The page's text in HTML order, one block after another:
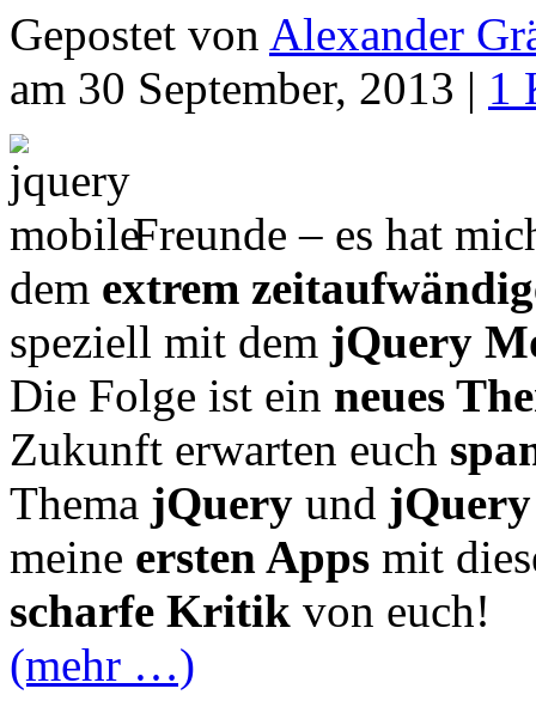
Gepostet von Alexander
am 30 September, 2013 | 1
Freunde – es hat
dem extrem
speziell mit dem jQuery
Die Folge ist ein neues
Zukunft erwarten euch
Thema jQuery und
meine ersten Apps mit
scharfe Kritik von euch!
(mehr …)